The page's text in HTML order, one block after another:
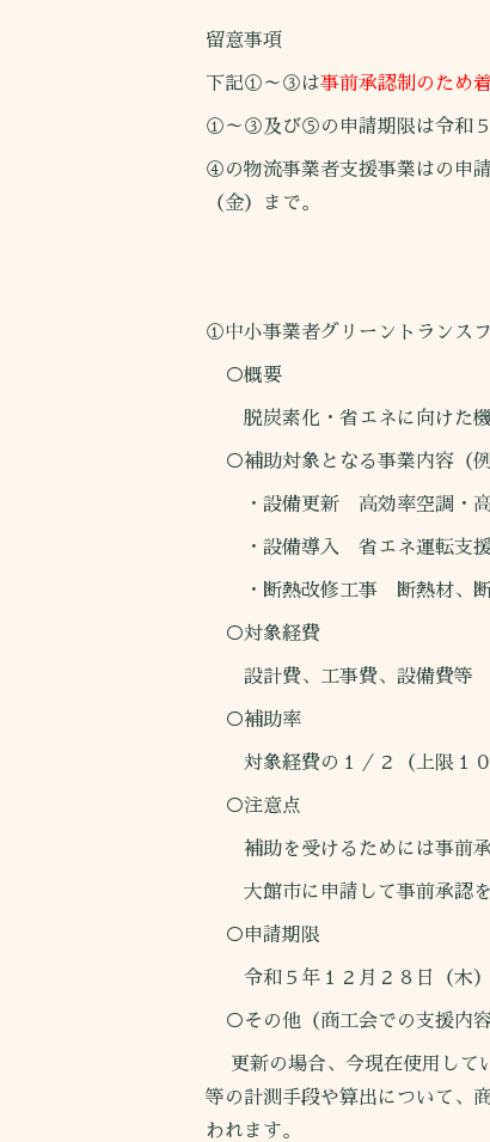
留意事項
下記①～③は事前承認制のため
①～③及び⑤の申請期限は令和５
④の物流事業者支援事業はの申
（金）まで。
①中小事業者グリーントランス
○概要
脱炭素化・省エネに向けた機
○補助対象となる事業内容（例
・設備更新 高効率空調・高
・設備導入 省エネ運転支援
・断熱改修工事 断熱材、断
○対象経費
設計費、工事費、設備費等
○補助率
対象経費の１／２（上限１０
○注意点
補助を受けるためには事前承
大館市に申請して事前承認を
○申請期限
令和５年１２月２８日（木
○その他（商工会での支援内容
更新の場合、今現在使用して
等の計測手段や算出について、
われます。